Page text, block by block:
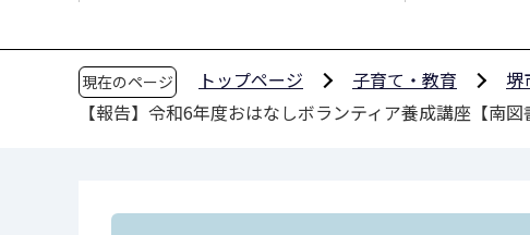
現在のページ トップページ 子育て・教育 堺
【報告】令和6年度おはなしボランティア養成講座【南図